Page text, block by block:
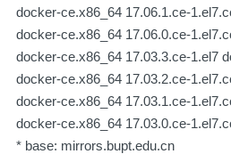
docker-ce.x86_64 17.06.1.ce-
docker-ce.x86_64 17.06.0.ce-
docker-ce.x86_64 17.03.3.ce-1.el7
docker-ce.x86_64 17.03.2.ce-
docker-ce.x86_64 17.03.1.ce-
docker-ce.x86_64 17.03.0.ce-
* base: mirrors.bupt.edu.cn